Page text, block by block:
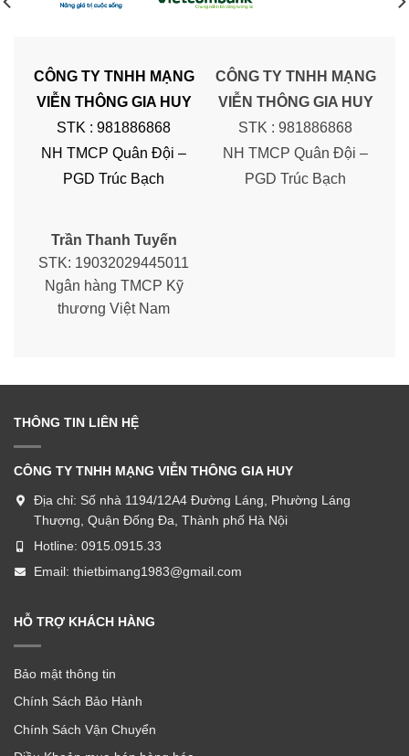
CÔNG TY TNHH MẠNG
VIỄN THÔNG GIA HUY
STK : 981886868
NH TMCP Quân Đội –
PGD Trúc Bạch
CÔNG TY TNHH MẠNG
VIỄN THÔNG GIA HUY
STK : 981886868
NH TMCP Quân Đội –
PGD Trúc Bạch
Trần Thanh Tuyến
STK: 19032029445011
Ngân hàng TMCP Kỹ
thương Việt Nam
THÔNG TIN LIÊN HỆ
CÔNG TY TNHH MẠNG VIỄN THÔNG GIA HUY
Địa chỉ: Số nhà 1194/12A4 Đường Láng, Phường Láng
Thượng, Quận Đống Đa, Thành phố Hà Nội
Hotline: 0915.0915.33
Email: thietbimang1983@gmail.com
HỖ TRỢ KHÁCH HÀNG
Bảo mật thông tin
Chính Sách Bảo Hành
Chính Sách Vận Chuyển